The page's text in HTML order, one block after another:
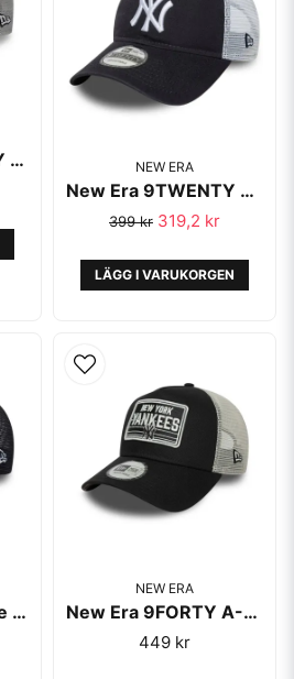
New Era 9SEVENTY Trucker Raiders Black NEW ERA
New Era 9TWENTY Yankees Trucker Navy White
399 kr 319,2 kr
LÄGG I VARUKORGEN
Graphic Patch White 9FORTY A-Frame Trucker Adjustable Cap - New Era
NEW ERA
New Era 9FORTY A-Frame Trucker Yankees Black
449 kr